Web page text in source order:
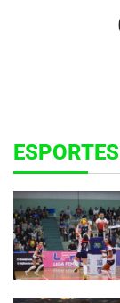
ESPORTES